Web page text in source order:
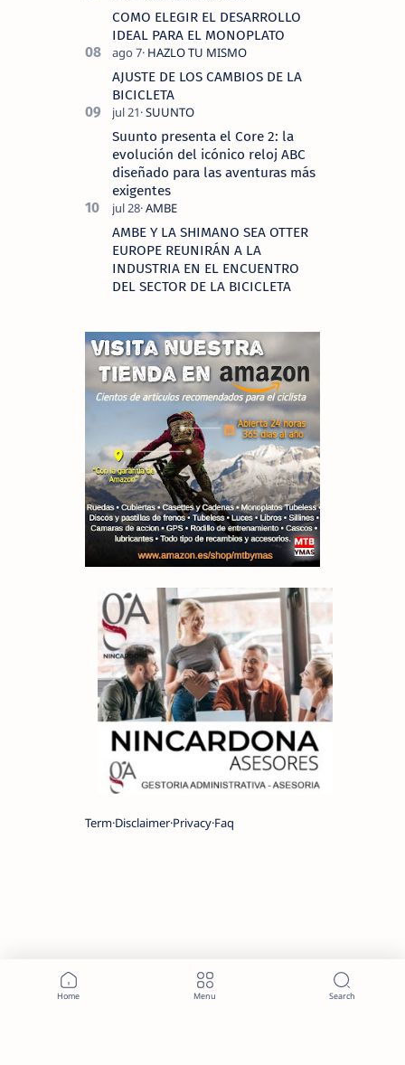
COMO ELEGIR EL DESARROLLO
IDEAL PARA EL MONOPLATO
AJUSTE DE LOS CAMBIOS DE LA
BICICLETA
Suunto presenta el Core 2: la
evolución del icónico reloj ABC
diseñado para las aventuras más
exigentes
AMBE Y LA SHIMANO SEA OTTER
EUROPE REUNIRÁN A LA
INDUSTRIA EN EL ENCUENTRO
DEL SECTOR DE LA BICICLETA
Term Disclaimer Privacy Faq